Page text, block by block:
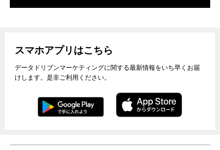
スマホアプリはこちら
データドリブンマーケティングに関する最新情報をいち早くお届
けします。是非ご利用ください。